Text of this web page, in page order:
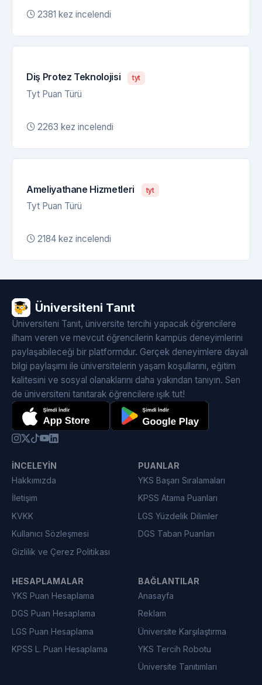
2381 kez incelendi
Diş Protez Teknolojisi tyt
Tyt Puan Türü
2263 kez incelendi
Ameliyathane Hizmetleri tyt
Tyt Puan Türü
2184 kez incelendi
Üniversiteni Tanıt
Üniversiteni Tanıt, üniversite tercihi yapacak öğrencilere
ilham veren ve mevcut öğrencilerin kampüs deneyimlerini
paylaşabileceği bir platformdur. Gerçek deneyimlere dayalı
bilgi paylaşımı ile üniversitelerin yaşam koşullarını, eğitim
kalitesini ve sosyal olanaklarını daha yakından tanıyın. Sen
de üniversiteni tanıtarak öğrencilere ışık tut!
İNCELEYIN
Hakkımızda
İletişim
KVKK
Kullanıcı Sözleşmesi
Gizlilik ve Çerez Politikası
PUANLAR
YKS Başarı Sıralamaları
KPSS Atama Puanları
LGS Yüzdelik Dilimler
DGS Taban Puanları
HESAPLAMALAR
YKS Puan Hesaplama
DGS Puan Hesaplama
LGS Puan Hesaplama
KPSS L. Puan Hesaplama
BAĞLANTILAR
Anasayfa
Reklam
Üniversite Karşılaştırma
YKS Tercih Robotu
Üniversite Tanıtımları